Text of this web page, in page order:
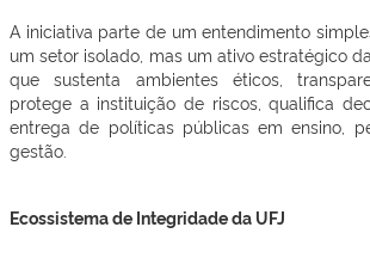
A iniciativa parte de um entendimento
um setor isolado, mas um ativo estratégico
que sustenta ambientes éticos,
protege a instituição de riscos, qualifica
entrega de políticas públicas em ensino,
gestão.
Ecossistema de Integridade da UFJ